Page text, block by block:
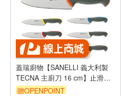
蓋瑞廚物【SANELLI 義大利製
TECNA 主廚刀 16 cm】止滑柄
廚房刀 調理刀 廚刀 主廚刀 西式
贈OPENPOINT